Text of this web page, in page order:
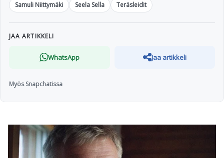
Samuli Niittymäki
Seela Sella Teräsleidit
JAA ARTIKKELI
WhatsApp Jaa artikkeli
Myös Snapchatissa